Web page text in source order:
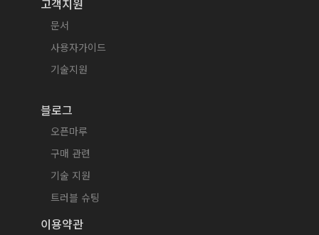
문서
사용자가이드
기술지원
블로그
오픈마루
구매 관련
기술 지원
트러블 슈팅
이용약관